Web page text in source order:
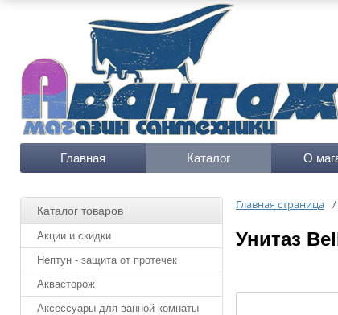
Главная Каталог О
Каталог товаров
Акции и скидки
Нептун - защита от протечек
Аквасторож
Аксессуары для ванной комнаты
Главная страница /
Унитаз